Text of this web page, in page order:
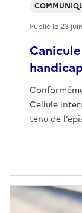
Cellule
tenu de
Publié le23